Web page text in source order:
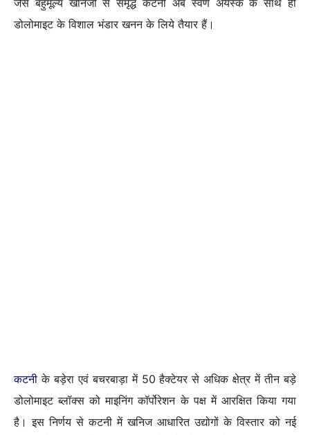
डोलोमाइट के विशाल भंडार खनन के लिये तैयार हैं।
कटनी के बड़ेरा एवं बचरबाड़ा में 50 हैक्टेयर से अधिक क्षेत्र में तीन बड़े
डोलोमाइट ब्लॉक्स को माइनिंग कॉर्पोरेशन के पक्ष में आरक्षित किया गया
है। इस निर्णय से कटनी में खनिज आधारित उद्योगों के विस्तार को नई